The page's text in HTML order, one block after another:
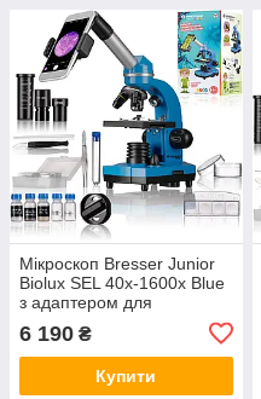
Мікроскоп Bresser Junior
Biolux SEL 40x-1600x Blue
з адаптером для
6 190 ₴
Купити